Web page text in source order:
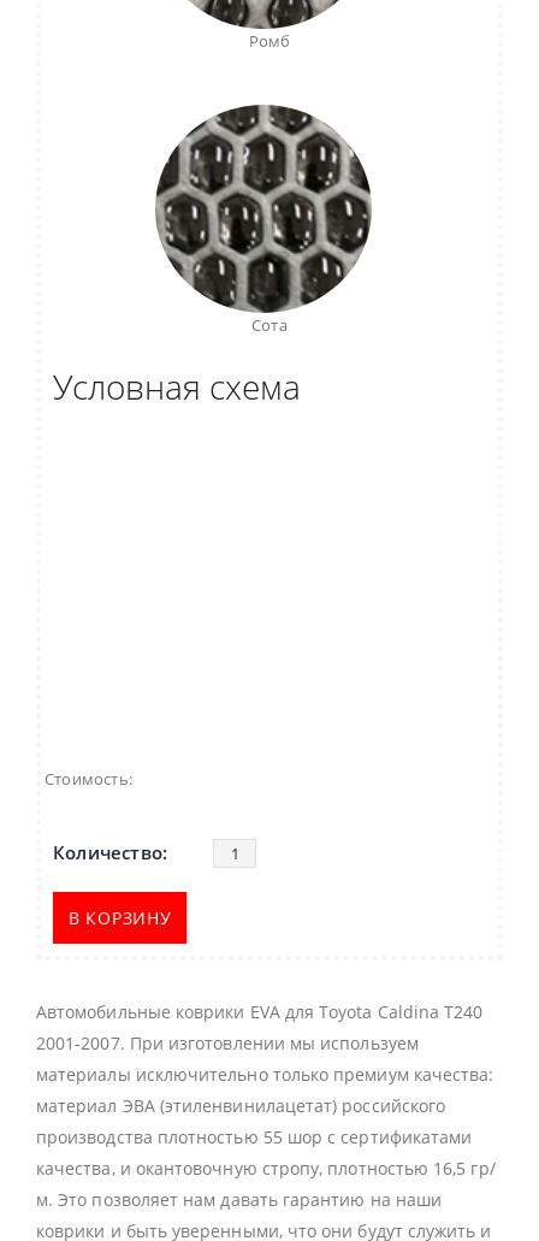
Ромб
Сота
Условная схема
Стоимость:
В КОРЗИНУ
Автомобильные коврики EVA для Toyota Caldina T240
2001-2007. При изготовлении мы используем
материалы исключительно только премиум качества:
материал ЭВА (этиленвинилацетат) российского
производства плотностью 55 шор с сертификатами
качества, и окантовочную стропу, плотностью 16,5 гр/
м. Это позволяет нам давать гарантию на наши
коврики и быть уверенными, что они будут служить и